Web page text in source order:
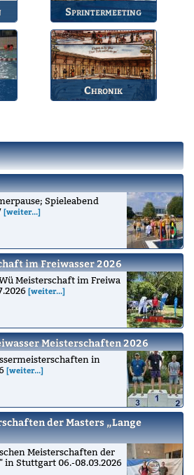
Spieleabend
[weiter...]
im Freiwasser 2026
Meisterschaft im Freiwa
[weiter...]
Meisterschaften 2026
in
[weiter...]
der Masters „Lange
Meisterschaften der
in Stuttgart 06.-08.03.2026
Sprintermeeting
Jährlicher Wettkampf
des BSV.
Chronik